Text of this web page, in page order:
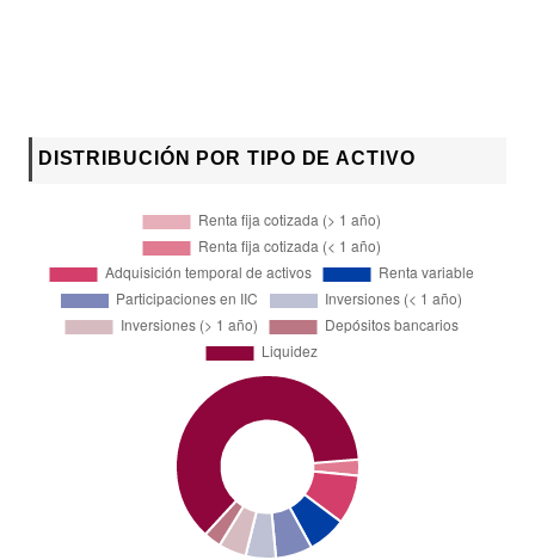
DISTRIBUCIÓN POR TIPO DE ACTIVO